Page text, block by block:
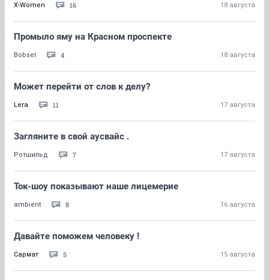
X-Women 16 18 августа
Промыло яму на Красном проспекте
Bobsel 4 18 августа
Может перейти от слов к делу?
Lera 11 17 августа
Загляните в свой аусвайс .
Ротшильд 7 17 августа
Ток-шоу показывают наше лицемерие
ambient 8 16 августа
Давайте поможем человеку !
Сармат 5 15 августа